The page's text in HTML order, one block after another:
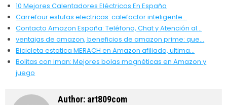
10 Mejores Calentadores Eléctricos En España
Carrefour estufas electricas: calefactor inteligente…
Contacto Amazon España: Teléfono, Chat y Atención al…
ventajas de amazon, beneficios de amazon prime: que…
Bicicleta estatica MERACH en Amazon afiliado, ultima…
Bolitas con iman: Mejores bolas magnéticas en Amazon y
juego
Author: art809com